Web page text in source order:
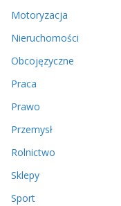
Motoryzacja
Nieruchomości
Obcojęzyczne
Praca
Prawo
Przemysł
Rolnictwo
Sklepy
Sport